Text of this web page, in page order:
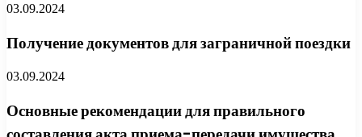
03.09.2024
Получение документов для заграничной поездки
03.09.2024
Основные рекомендации для правильного